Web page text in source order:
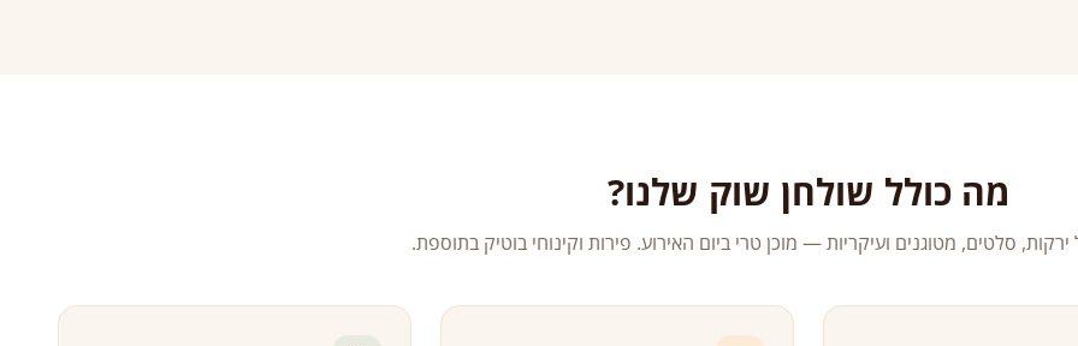
מה כולל שולחן שוק שלנו?
סלטים, מטוגנים ועיקריות — מוכן טרי ביום האירוע. פירות וקינוחי בוטיק בתוספת.